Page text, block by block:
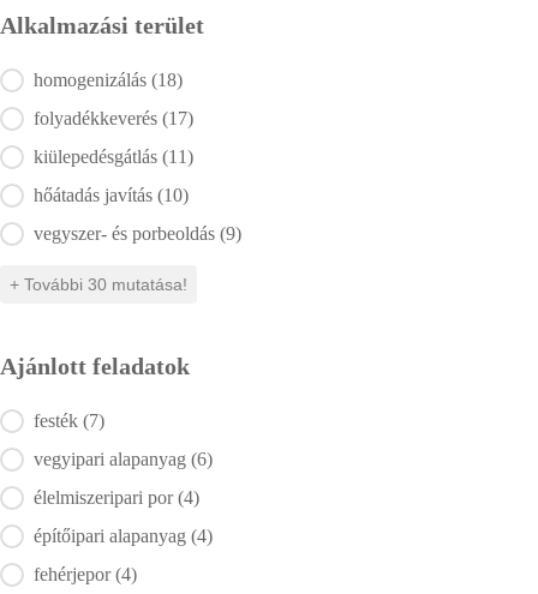
Alkalmazási terület
Alkalmazási terület
homogenizálás (18)
folyadékkeverés (17)
kiülepedésgátlás (11)
hőátadás javítás (10)
vegyszer- és porbeoldás (9)
+ További 30 mutatása!
Ajánlott feladatok
Ajánlott feladatok
festék (7)
vegyipari alapanyag (6)
élelmiszeripari por(4)
építőipari alapanyag (4)
fehérjepor(4)